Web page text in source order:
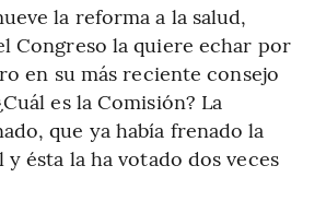
la reforma a la salud,
Congreso la quiere echar por
en su más reciente consejo
es la Comisión? La
que ya había frenado la
ésta la ha votado dos veces